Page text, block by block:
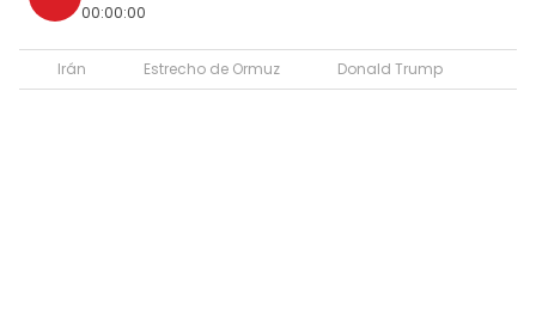
00:00:00
Irán Estrecho de Ormuz Donald Trump